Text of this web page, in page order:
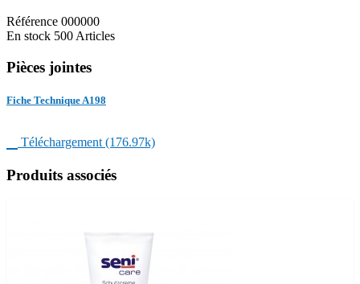
Référence 000000
En stock 500 Articles
Pièces jointes
Fiche Technique A198
Téléchargement (176.97k)
Produits associés